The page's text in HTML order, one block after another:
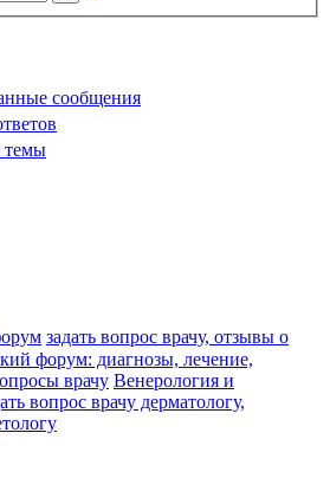
сообщения
темы
задать вопрос врачу, отзывы о
форум: диагнозы, лечение,
врачу Венерология и
вопрос врачу дерматологу,